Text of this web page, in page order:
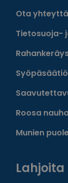
Ota yhteyttä
Tietosuoja-
Roosa
Munien
Lahjoita